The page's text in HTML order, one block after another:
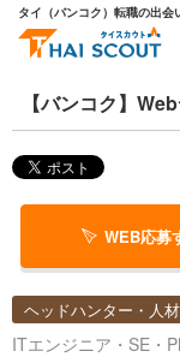
タイ（バンコク）転職の出会
【バンコク】
WEB応募
ヘッドハンター・人
ITエンジニア・SE・